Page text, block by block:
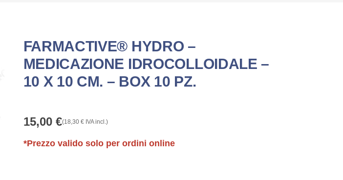
FARMACTIVE® HYDRO –
MEDICAZIONE IDROCOLLOIDALE –
10 X 10 CM. – BOX 10 PZ.
15,00 €(18,30 €IVA incl.)
*Prezzo valido solo per ordini online